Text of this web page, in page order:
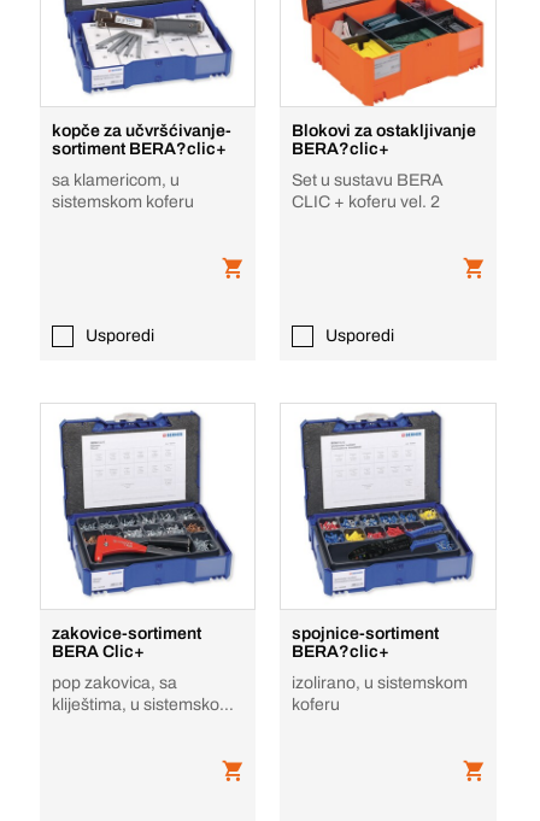
kopče za učvršćivanje-
sortiment BERA?clic+
sa klamericom, u
sistemskom koferu
Usporedi
Blokovi za ostakljivanje
BERA?clic+
Set u sustavu BERA
CLIC + koferu vel. 2
Usporedi
zakovice-sortiment
BERA Clic+
pop zakovica, sa
kliještima, u sistemskom
spojnice-sortiment
BERA?clic+
izolirano, u sistemskom
koferu